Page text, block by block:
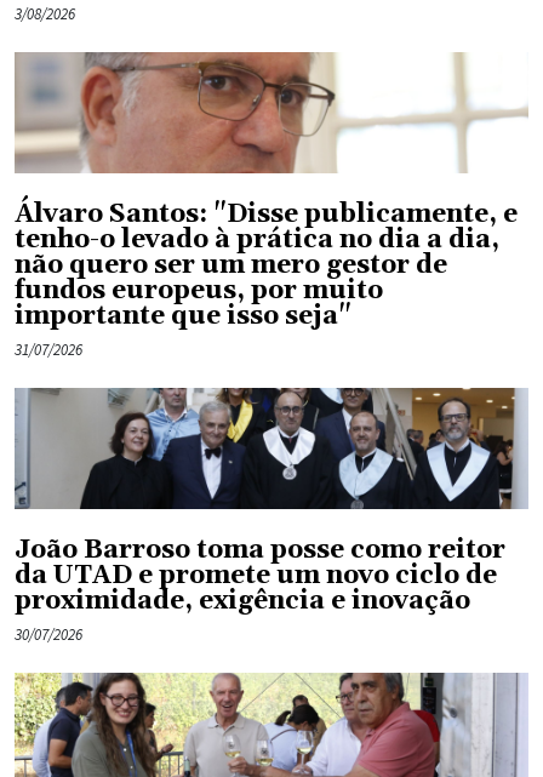
3/08/2026
Álvaro Santos: "Disse publicamente, e
tenho-o levado à prática no dia a dia,
não quero ser um mero gestor de
fundos europeus, por muito
importante que isso seja"
31/07/2026
João Barroso toma posse como reitor
da UTAD e promete um novo ciclo de
proximidade, exigência e inovação
30/07/2026